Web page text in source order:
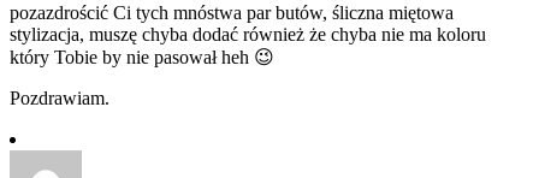
pozazdrościć Ci tych mnóstwa par butów, śliczna miętowa
stylizacja, muszę chyba dodać również że chyba nie ma koloru
który Tobie by nie pasował heh 😉
Pozdrawiam.